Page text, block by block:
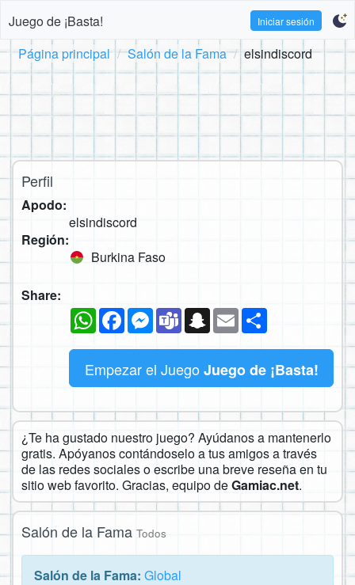
Juego de ¡Basta! Iniciar sesión
Página principal Salón de la Fama elsindiscord
Perfil
Apodo:
elsindiscord
Región:
Burkina Faso
Share:
WhatsAppFacebookMessenger
TeamsSnapchat
Email
Empezar el Juego Juego de ¡Basta!
¿Te ha gustado nuestro juego? Ayúdanos a mantenerlo
gratis. Apóyanos contándoselo a tus amigos a través
de las redes sociales o escribe una breve reseña en tu
sitio web favorito. Gracias, equipo deGamiac.net.
Salón de la Fama Todos
Salón de la Fama: Global